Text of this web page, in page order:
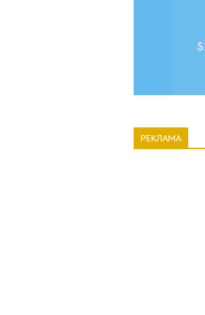
РЕКЛАМА